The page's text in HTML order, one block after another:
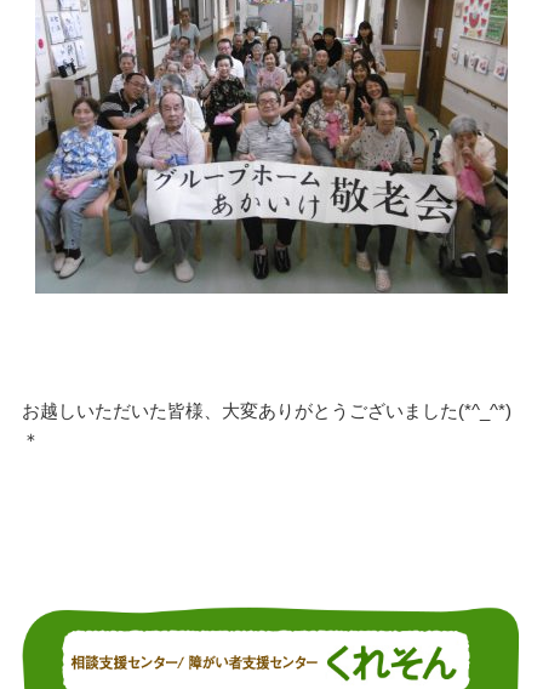
お越しいただいた皆様、大変ありがとうございました(*^_^*)
＊